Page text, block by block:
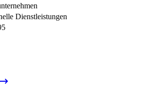
Dienstleistungen